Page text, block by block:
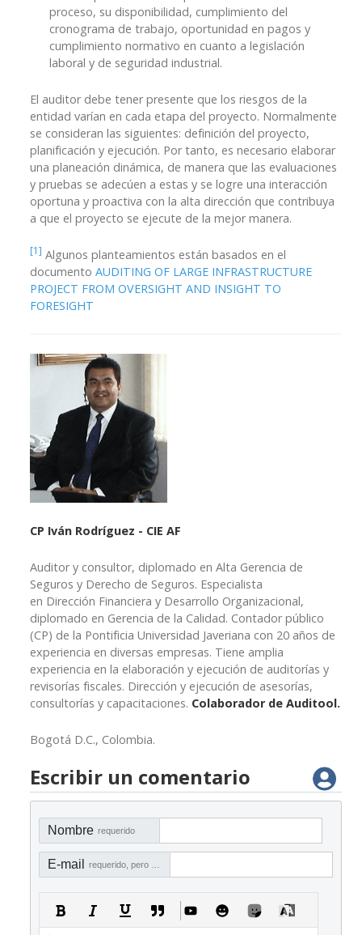
proceso, su disponibilidad, cumplimiento del
cronograma de trabajo, oportunidad en pagos y
cumplimiento normativo en cuanto a legislación
laboral y de seguridad industrial.
El auditor debe tener presente que los riesgos de la
entidad varían en cada etapa del proyecto. Normalmente
se consideran las siguientes: definición del proyecto,
planificación y ejecución. Por tanto, es necesario elaborar
una planeación dinámica, de manera que las evaluaciones
y pruebas se adecúen a estas y se logre una interacción
oportuna y proactiva con la alta dirección que contribuya
a que el proyecto se ejecute de la mejor manera.
[1] Algunos planteamientos están basados en el
documento AUDITING OF LARGE INFRASTRUCTURE
PROJECT FROM OVERSIGHT AND INSIGHT TO
FORESIGHT
CP Iván Rodríguez - CIE AF
Auditor y consultor, diplomado en Alta Gerencia de
Seguros y Derecho de Seguros. Especialista
en Dirección Financiera y Desarrollo Organizacional,
diplomado en Gerencia de la Calidad. Contador público
(CP) de la Pontificia Universidad Javeriana con 20 años de
experiencia en diversas empresas. Tiene amplia
experiencia en la elaboración y ejecución de auditorías y
revisorías fiscales. Dirección y ejecución de asesorías,
consultorías y capacitaciones. Colaborador de Auditool.
Bogotá D.C., Colombia.
Escribir un comentario
Nombre requerido
E-mail